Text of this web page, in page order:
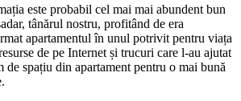
este probabil cel mai mai abundent bun
tânărul nostru, profitând de era
apartamentul în unul potrivit pentru viața
de pe Internet și trucuri care l-au ajutat
de spațiu din apartament pentru o mai bună